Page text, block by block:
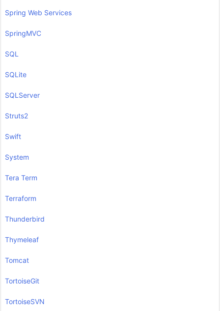
Spring Web Services
SpringMVC
SQL
SQLite
SQLServer
Struts2
Swift
System
Tera Term
Terraform
Thunderbird
Thymeleaf
Tomcat
TortoiseGit
TortoiseSVN